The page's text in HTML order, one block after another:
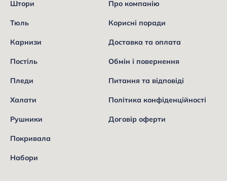
Штори
Тюль
Карнизи
Постіль
Пледи
Халати
Рушники
Покривала
Набори
Про компанію
Корисні поради
Доставка та оплата
Обмін і повернення
Питання та відповіді
Політика конфіденційності
Договір оферти